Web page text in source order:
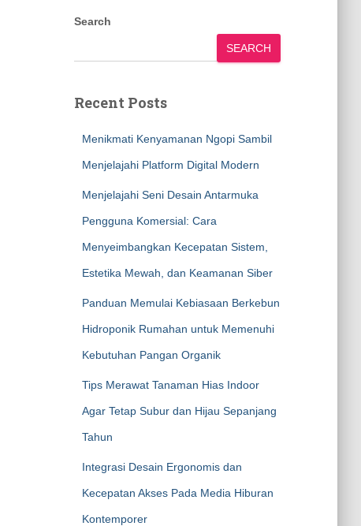
Search
SEARCH
Recent Posts
Menikmati Kenyamanan Ngopi Sambil
Menjelajahi Platform Digital Modern
Menjelajahi Seni Desain Antarmuka
Pengguna Komersial: Cara
Menyeimbangkan Kecepatan Sistem,
Estetika Mewah, dan Keamanan Siber
Panduan Memulai Kebiasaan Berkebun
Hidroponik Rumahan untuk Memenuhi
Kebutuhan Pangan Organik
Tips Merawat Tanaman Hias Indoor
Agar Tetap Subur dan Hijau Sepanjang
Tahun
Integrasi Desain Ergonomis dan
Kecepatan Akses Pada Media Hiburan
Kontemporer